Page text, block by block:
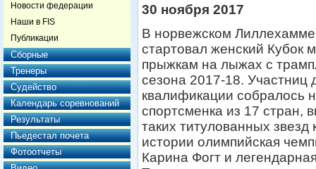
Новости федерации
Наши в FIS
Публикации
Сборные
Тренеры
Судейство
Календарь соревнований
Результаты
Пьедестал почета
Фотоотчеты
30 ноября 2017
В норвежском
стартовал женский Кубок
прыжкам на лыжах с
сезона 2017-18. Участниц
квалификации собралось
спортсменка из 17 стран,
таких титулованных звезд
истории олимпийская
Карина Фогт и